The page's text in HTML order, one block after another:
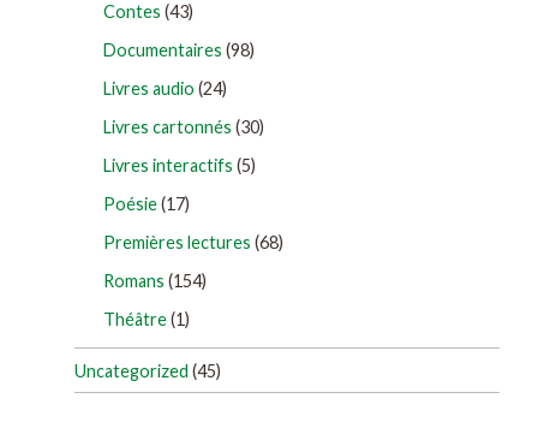
Contes (43)
Documentaires (98)
Livres audio (24)
Livres cartonnés (30)
Livres interactifs (5)
Poésie(17)
Premières lectures (68)
Romans (154)
Théâtre(1)
Uncategorized (45)